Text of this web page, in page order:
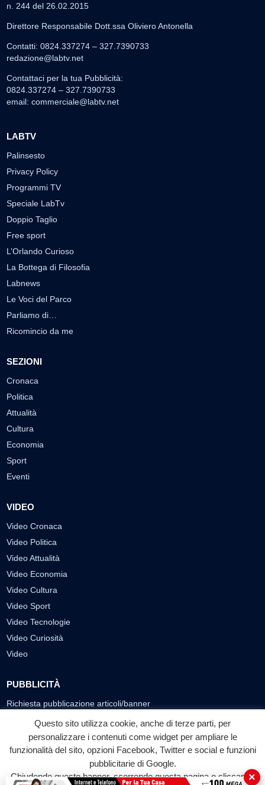
n. 244 del 26.02.2015
Direttore Responsabile Dott.ssa Oliviero Antonella
Contatti: 0824.337274 – 327.7390733
redazione@labtv.net
Contattaci per la tua Pubblicità:
0824.337274 – 327.7390733
email: commerciale@labtv.net
LABTV
Palinsesto
Privacy Policy
Programmi TV
Speciale LabTv
Doppio Taglio
Free sport
L’Orlando Curioso
La Bottega di Filosofia
Labnews
Le Voci del Parco
Parliamo di…
Ricomincio da me
SEZIONI
Cronaca
Politica
Attualità
Cultura
Economia
Sport
Eventi
VIDEO
Video Cronaca
Video Politica
Video Attualità
Video Economia
Video Cultura
Video Sport
Video Tecnologie
Video Curiosità
Video
PUBBLICITÀ
Richiesta pubblicazione articoli/banner
SEGUICI SUI SOCIAL
f
Facebook
◎ ▶
YouTube
Questo sito utilizza cookie, anche di terze parti, per
personalizzare i contenuti come widget per ampliare le
funzionalità del sito, opzioni Facebook, Twitter e social e funzioni
pubblicitarie di Google.
Chiudendo questo banner, scorrendo questa pagina o cliccando
×